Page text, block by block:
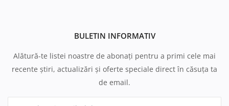
BULETIN INFORMATIV
Alătură-te listei noastre de abonați pentru a primi cele mai
recente știri, actualizări și oferte speciale direct în căsuța ta
de email.